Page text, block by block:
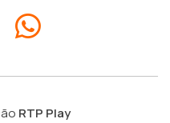
RTP Play